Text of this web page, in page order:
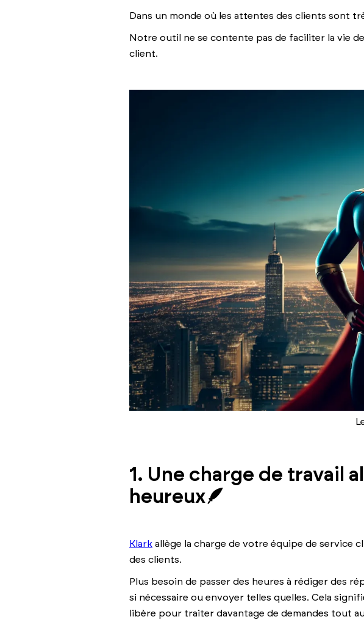
Dans un monde où les attentes des clients sont
Notre outil ne se contente pas de faciliter la vie
client.
1. Une charge de travail
heureux🪶
Klark allège la charge de votre équipe de service
des clients.
Plus besoin de passer des heures à rédiger des
si nécessaire ou envoyer telles quelles. Cela
libère pour traiter davantage de demandes tout